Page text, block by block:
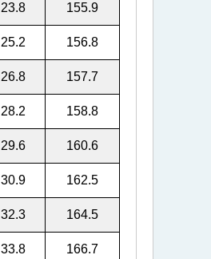
23.8 155.9
25.2 156.8
26.8 157.7
28.2 158.8
29.6 160.6
30.9 162.5
32.3 164.5
33.8 166.7